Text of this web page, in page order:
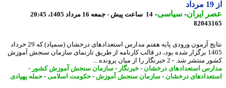
ایران- سیاسی-14 ساعت پیش - جمعه 16 مرداد 1405، 20:45
نتایج آزمون ورودی پایه هفتم مدارس استعدادهای درخشان (سمپاد) که 29 خرداد
1405 برگزار شده بود، در قالب کارنامه از طریق تارنمای سازمان سنجش آموزش
شد. - 2 خبرنگار را از میان پرونده ...
استعدادهای درخشان-خبرنگار -سازمان سنجش آموزش کشور-
درخشان-سازمان سنجش آموزش-حکومت اسلامی-حمله پهپادی